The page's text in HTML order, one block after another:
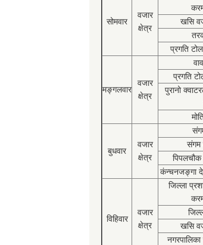
सोमवार
वजार
क्षेत्र
खसि
प्रगति
मङ्गलवार
वजार
क्षेत्र
प्रगति
पुरानो
बुधवार
वजार
क्षेत्र
संगम
पिपलचौक
कंन्चनजङ्गा
विहिवार
वजार
क्षेत्र
जिल्ला
खसि